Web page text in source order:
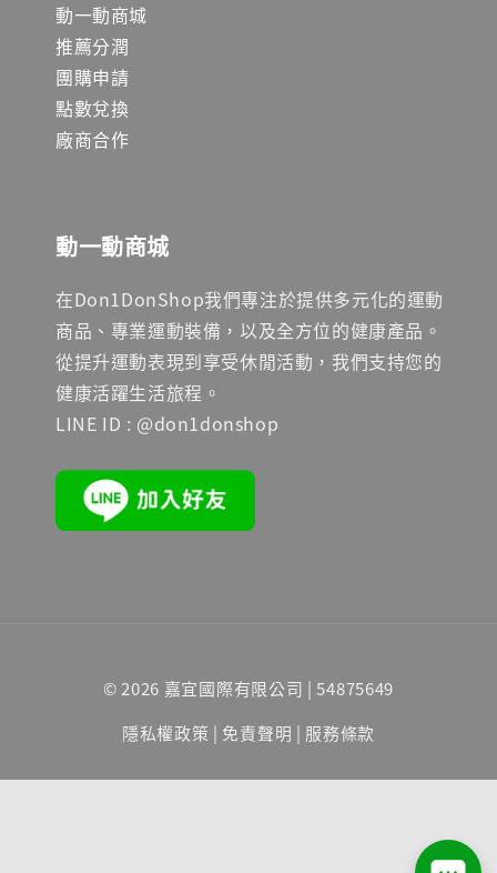
動一動商城
推薦分潤
團購申請
點數兌換
廠商合作
動一動商城
在Don1DonShop我們專注於提供多元化的運動
商品、專業運動裝備，以及全方位的健康產品。
從提升運動表現到享受休閒活動，我們支持您的
健康活躍生活旅程。
LINE ID : @don1donshop
© 2026 嘉宜國際有限公司 | 54875649
隱私權政策 | 免責聲明 | 服務條款